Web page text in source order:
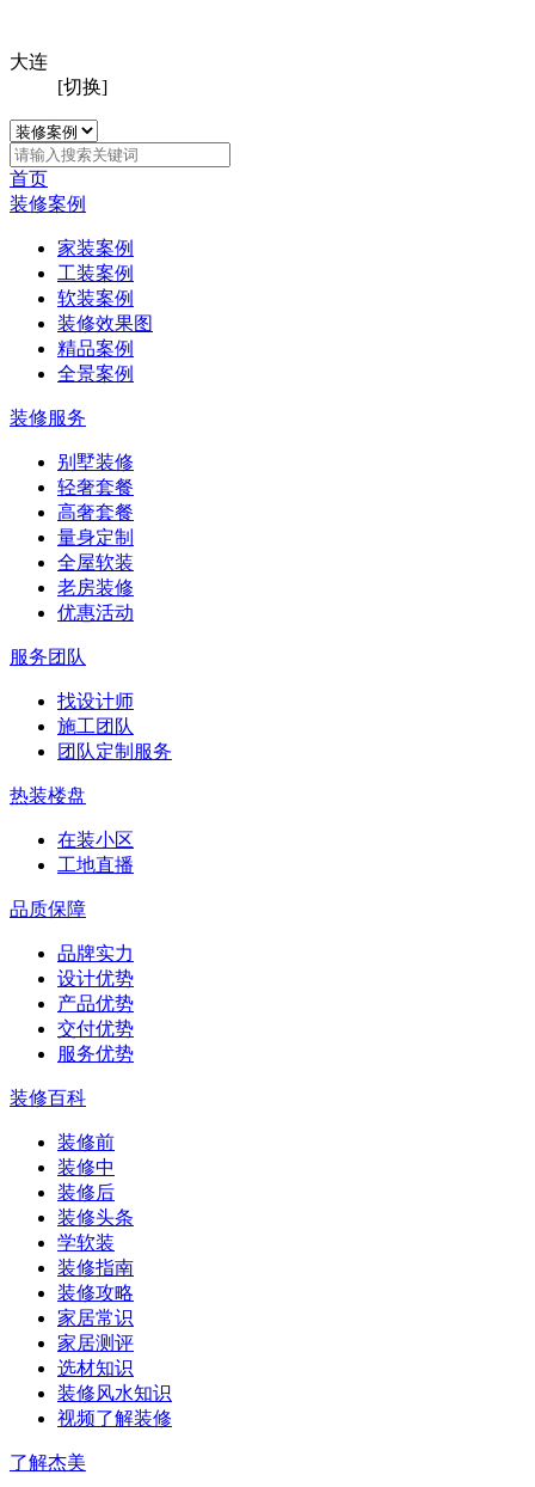
大连
[切换]
首页
装修案例
家装案例
工装案例
软装案例
装修效果图
精品案例
全景案例
装修服务
别墅装修
轻奢套餐
高奢套餐
量身定制
全屋软装
老房装修
优惠活动
服务团队
找设计师
施工团队
团队定制服务
热装楼盘
在装小区
工地直播
品质保障
品牌实力
设计优势
产品优势
交付优势
服务优势
装修百科
装修前
装修中
装修后
装修头条
学软装
装修指南
装修攻略
家居常识
家居测评
选材知识
装修风水知识
视频了解装修
了解杰美